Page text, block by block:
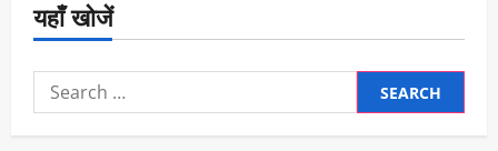
यहाँ खोजें
Search
for: